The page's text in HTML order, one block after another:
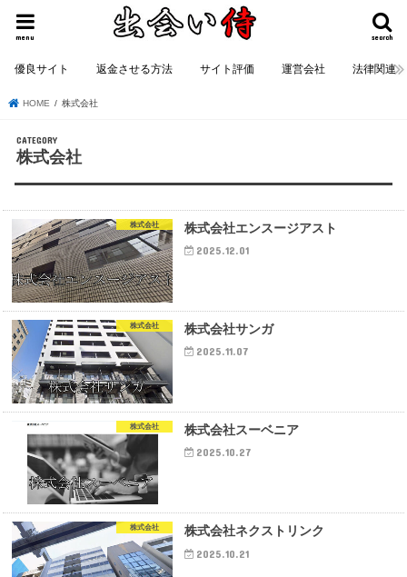
search
menu
優良サイト 返金させる方法 サイト評価 運営会社 法律関連
HOME 株式会社
株式会社
株式会社 株式会社エンスージアスト
2025.12.01
株式会社 株式会社サンガ
2025.11.07
株式会社 株式会社スーベニア
2025.10.27
株式会社 株式会社ネクストリンク
2025.10.21